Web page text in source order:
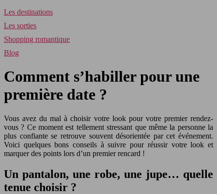
Les destinations
Les sorties
Shopping romantique
Blog
Comment s’habiller pour une
première date ?
Vous avez du mal à choisir votre look pour votre premier rendez-
vous ? Ce moment est tellement stressant que même la personne la
plus confiante se retrouve souvent désorientée par cet événement.
Voici quelques bons conseils à suivre pour réussir votre look et
marquer des points lors d’un premier rencard !
Un pantalon, une robe, une jupe… quelle
tenue choisir ?